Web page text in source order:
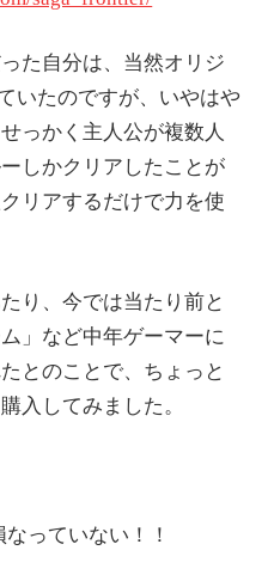
た自分は、当然オリジ
いたのですが、いやはや
っかく主人公が複数人
しかクリアしたことが
リアするだけで力を使
り、今では当たり前と
」など中年ゲーマーに
とのことで、ちょっと
入してみました。
っていない！！